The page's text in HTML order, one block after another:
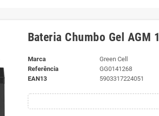
Bateria Chumbo Gel AGM
Marca
Green Cell
Referência
GG0141268
EAN13
5903317224051